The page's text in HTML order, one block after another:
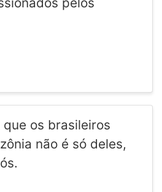
os brasileiros
não é só deles,